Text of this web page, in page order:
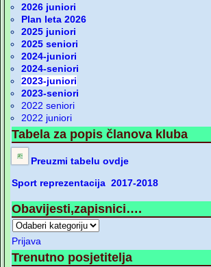
2026 juniori
Plan leta 2026
2025 juniori
2025 seniori
2024-juniori
2024-seniori
2023-juniori
2023-seniori
2022 seniori
2022 juniori
Tabela za popis članova kluba
Preuzmi tabelu ovdje
Sport reprezentacija 2017-2018
Obavijesti,zapisnici….
Prijava
Trenutno posjetitelja